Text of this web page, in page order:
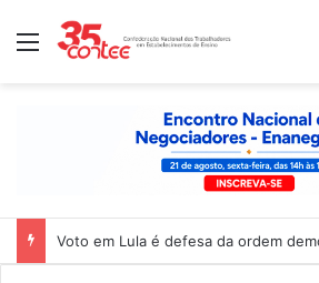
Menu
Voto em Lula é defesa da ordem